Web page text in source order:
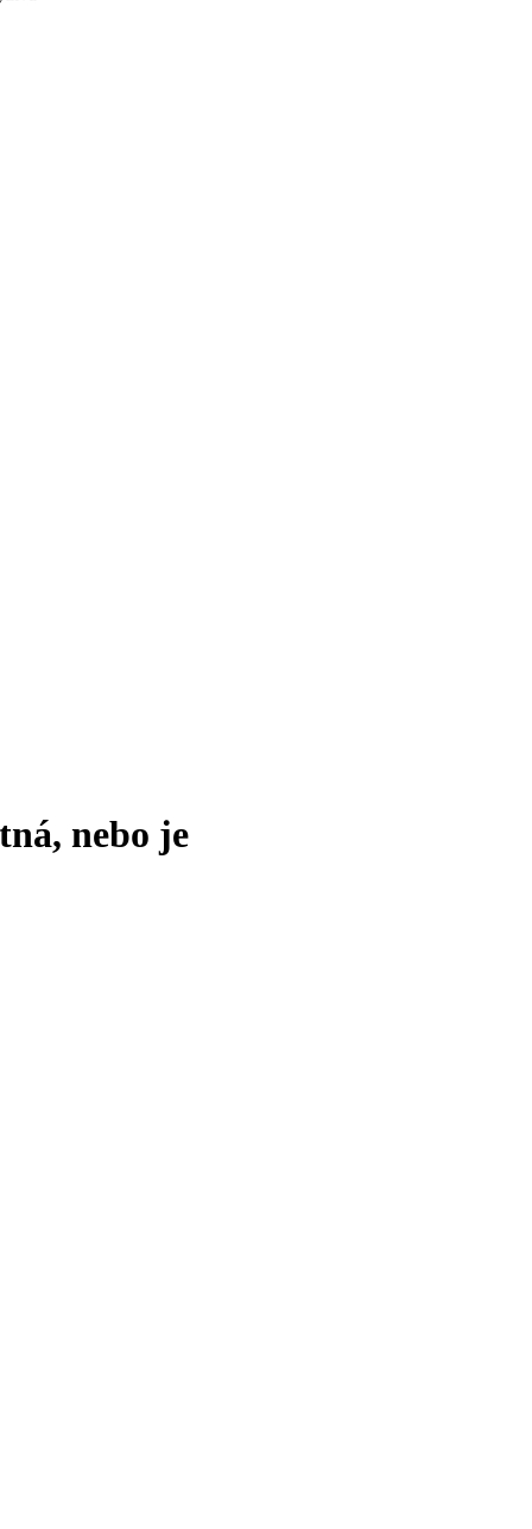
nebo je